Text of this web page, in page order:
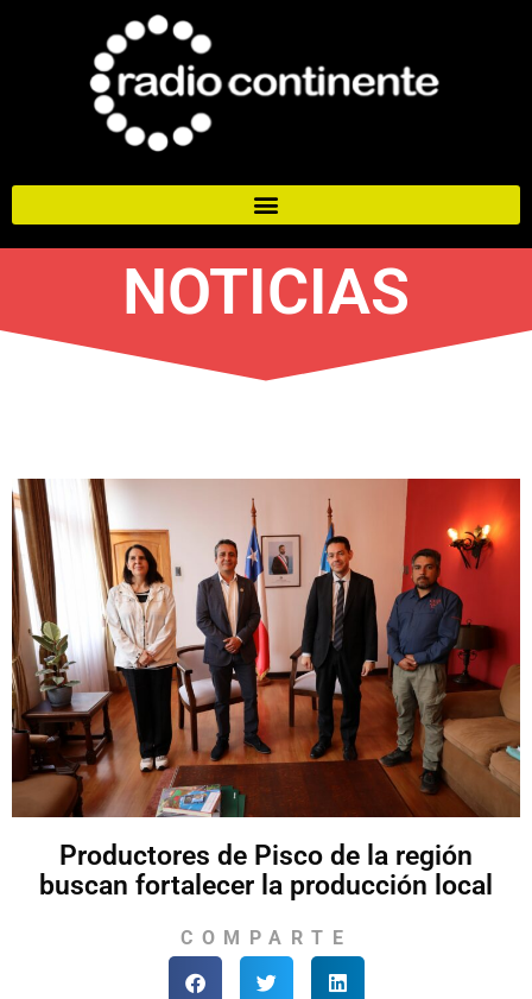
NOTICIAS
Productores de Pisco de la región
buscan fortalecer la producción local
COMPARTE